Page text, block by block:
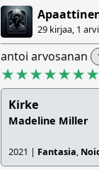
29 kirjaa, 1
antoi arvosanan
Kirke
Madeline Miller
2021 | Fantasia,